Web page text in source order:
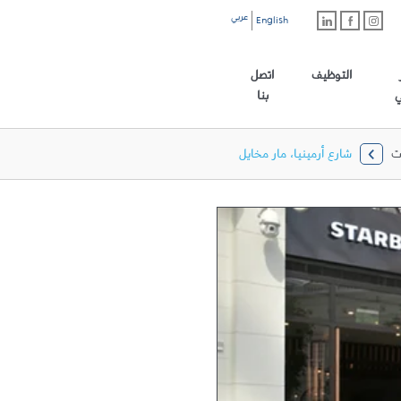
English عربي
التوظيف
اتصل
بنا
شارع أرمينيا، مار مخايل